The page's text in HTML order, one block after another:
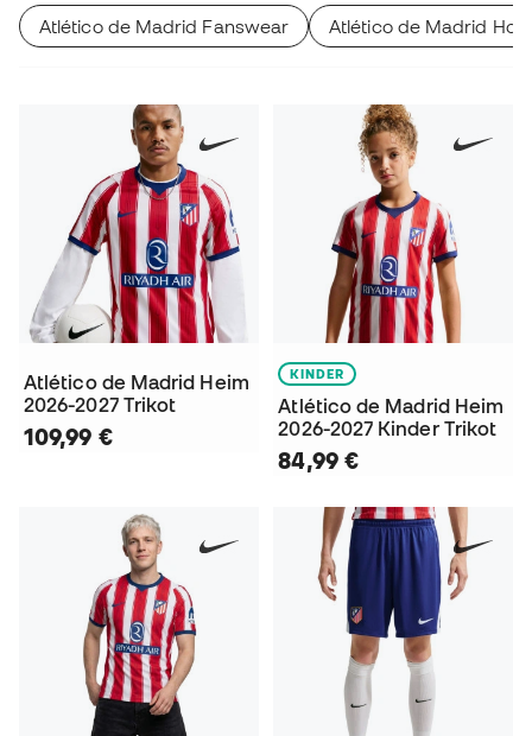
Atlético de Madrid Fanswear Atlético de Madrid
Atlético de Madrid Heim
2026-2027 Trikot
109,99 €
KINDER
Atlético de Madrid Heim
2026-2027 Kinder Trikot
84,99 €